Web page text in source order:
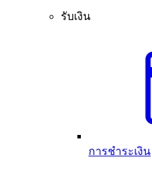
รับเงิน
การชำระเงิน